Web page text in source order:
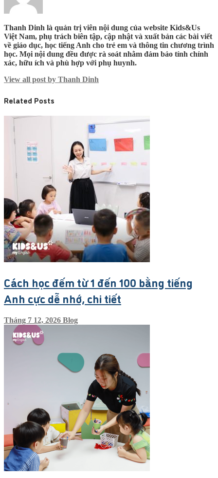
Thanh Dinh là quản trị viên nội dung của website Kids&Us
Việt Nam, phụ trách biên tập, cập nhật và xuất bản các bài viết
về giáo dục, học tiếng Anh cho trẻ em và thông tin chương trình
học. Mọi nội dung đều được rà soát nhằm đảm bảo tính chính
xác, hữu ích và phù hợp với phụ huynh.
View all post by Thanh Dinh
Related Posts
Cách học đếm từ 1 đến 100 bằng tiếng
Anh cực dễ nhớ, chi tiết
Tháng 7 12, 2026 Blog